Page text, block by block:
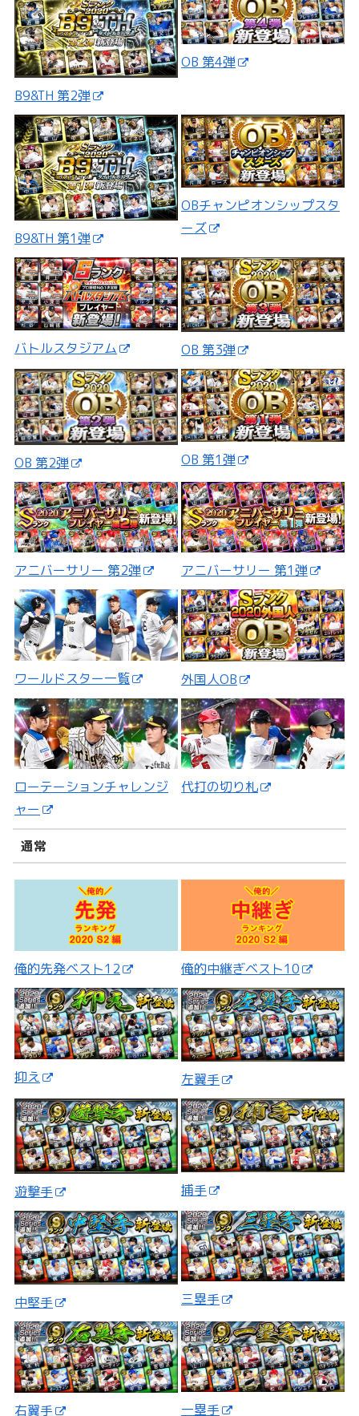
B9&TH 第2弾
OB 第4弾
B9&TH 第1弾
OBチャンピオンシップスタ
ーズ
バトルスタジアム OB 第3弾
OB 第2弾 OB 第1弾
アニバーサリー 第2弾 アニバーサリー 第1弾
ワールドスター一覧 外国人OB
ローテーションチャレンジ
ャー
代打の切り札
通常
俺的先発ベスト12 俺的中継ぎベスト10
抑え 左翼手
遊撃手 捕手
中堅手 三塁手
右翼手 一塁手